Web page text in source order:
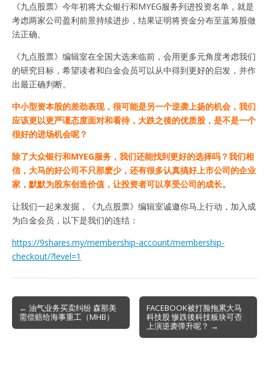
《九点股票》今年初将大众银行和MYEG服务列进投资名单，就是
考虑两家公司盈利前景持续进步，结果证明将资金分布至蓝筹股做
法正确。
《九点股票》编辑室在全国大选来临前，会用更多元角度考虑我们
的研究目标，希望读者和白金会员可以从中得到更好的启发，并作
出最正确判断。
中小型资本股的差劲表现，很可能是另一个逆袭上扬的机会，我们
应该更以更严谨态度面对和看待，大跌之後的优质股，是不是一个
很好的进场机会呢？
除了大众银行和MYEG服务，我们还能找到更好的选择吗？我们相
信，大马的好公司不只那麽少，还有很多认真搞好上市公司的企业
家，默默为股东创造价值，让投资者可以享受公司的成长。
让我们一起来发掘，《九点股票》编辑室诚邀你马上行动，加入成
为白金会员，以下是我们的连结：
https://9shares.my/membership-account/membership-
checkout/?level=1
Post
navigation
← 油气业务买卖纠纷 森那美
需偿赔给海事重工（MHB）
FACEBOOK被打脸拖累大马
科技股 惨跌後科技板块可否
上演逆袭弹升呢？ →